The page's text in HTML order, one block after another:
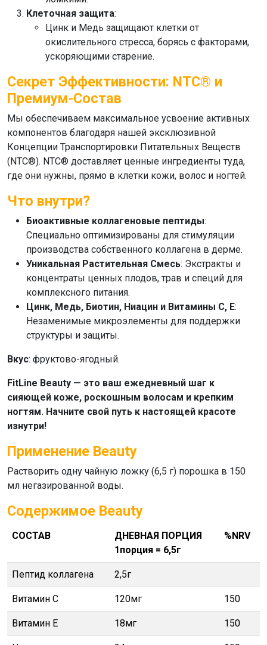
Клеточная защита:
Цинк и Медь защищают клетки от
окислительного стресса, борясь с факторами,
ускоряющими старение.
Секрет Эффективности: NTC® и
Премиум-Состав
Мы обеспечиваем максимальное усвоение активных
компонентов благодаря нашей эксклюзивной
Концепции Транспортировки Питательных Веществ
(NTC®). NTC® доставляет ценные ингредиенты туда,
где они нужны, прямо в клетки кожи, волос и ногтей.
Что внутри?
Биоактивные коллагеновые пептиды:
Специально оптимизированы для стимуляции
производства собственного коллагена в дерме.
Уникальная Растительная Смесь: Экстракты и
концентраты ценных плодов, трав и специй для
комплексного питания.
Цинк, Медь, Биотин, Ниацин и Витамины C, E:
Незаменимые микроэлементы для поддержки
структуры и защиты.
Вкус: фруктово-ягодный.
FitLine Beauty — это ваш ежедневный шаг к
сияющей коже, роскошным волосам и крепким
ногтям. Начните свой путь к настоящей красоте
изнутри!
Применение Beauty
Растворить одну чайную ложку (6,5 г) порошка в 150
мл негазированной воды.
Содержимое Beauty
СОСТАВ
ДНЕВНАЯ ПОРЦИЯ
1порция = 6,5г
%NRV
Пептид коллагена 2,5г
Витамин С 120мг 150
Витамин Е 18мг 150